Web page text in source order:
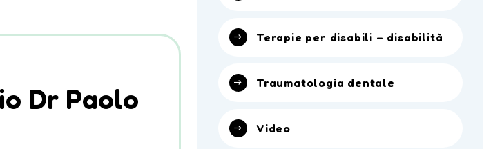
Dr Paolo
Terapie per disabili – disabilità
Traumatologia dentale
Video